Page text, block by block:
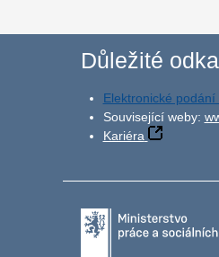
Důležité
Elektronické
Související weby:
Kariéra